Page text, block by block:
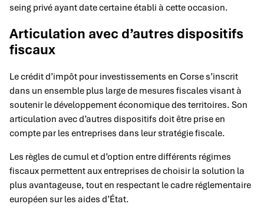
seing privé ayant date certaine établi à cette occasion.
Articulation avec d’autres dispositifs
fiscaux
Le crédit d’impôt pour investissements en Corse s’inscrit
dans un ensemble plus large de mesures fiscales visant à
soutenir le développement économique des territoires. Son
articulation avec d’autres dispositifs doit être prise en
compte par les entreprises dans leur stratégie fiscale.
Les règles de cumul et d’option entre différents régimes
fiscaux permettent aux entreprises de choisir la solution la
plus avantageuse, tout en respectant le cadre réglementaire
européen sur les aides d’État.